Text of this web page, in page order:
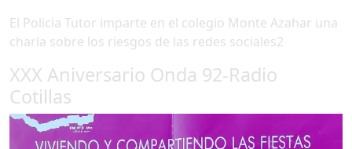
El Policia Tutor imparte en el colegio Monte Azahar una
charla sobre los riesgos de las redes sociales2
XXX Aniversario Onda 92-Radio
Cotillas